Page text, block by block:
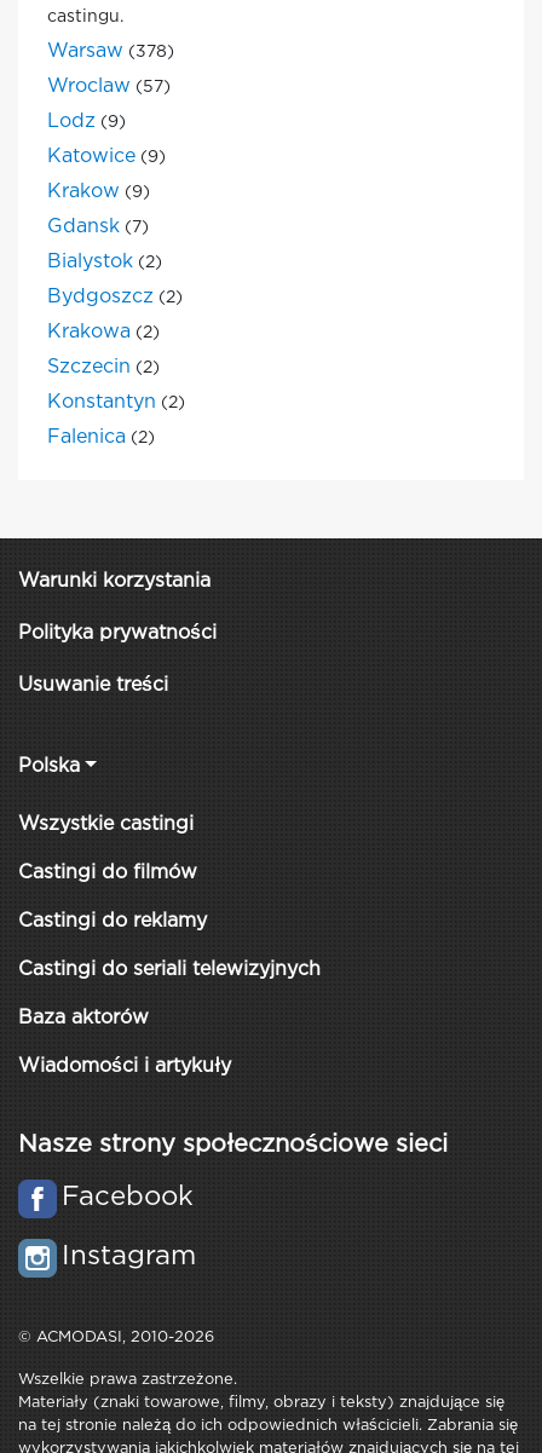
castingu.
Warsaw (378)
Wroclaw (57)
Lodz (9)
Katowice (9)
Krakow (9)
Gdansk (7)
Bialystok (2)
Bydgoszcz (2)
Krakowa (2)
Szczecin (2)
Konstantyn (2)
Falenica (2)
Warunki korzystania
Polityka prywatności
Usuwanie treści
Polska
Wszystkie castingi
Castingi do filmów
Castingi do reklamy
Castingi do seriali telewizyjnych
Baza aktorów
Wiadomości i artykuły
Nasze strony społecznościowe sieci
Facebook
Instagram
© ACMODASI, 2010-2026
Wszelkie prawa zastrzeżone.
Materiały (znaki towarowe, filmy, obrazy i teksty) znajdujące się
na tej stronie należą do ich odpowiednich właścicieli. Zabrania się
wykorzystywania jakichkolwiek materiałów znajdujących się na tej